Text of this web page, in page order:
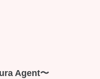
Agent〜